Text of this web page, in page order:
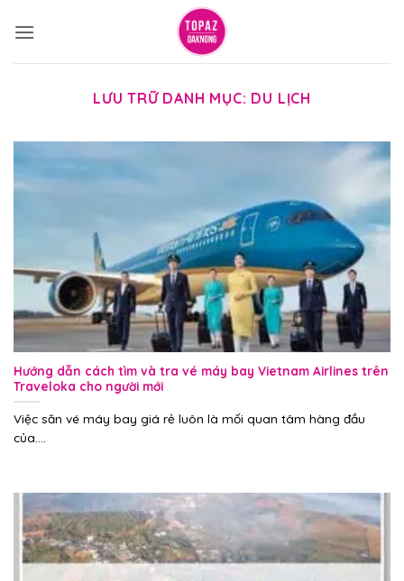
qua
LƯU TRỮ DANH MỤC: DU LỊCH
Hướng dẫn cách tìm và tra vé máy bay Vietnam Airlines trên
Traveloka cho người mới
Việc săn vé máy bay giá rẻ luôn là mối quan tâm hàng đầu
của....